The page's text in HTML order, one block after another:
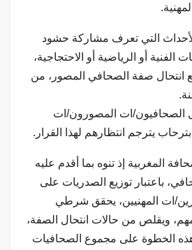
التي تعرف مشاركة حشود
الفنية أو الرياضية أو الاحتجاجية،
انتحال صفة الصحافي المصور، من
الصحافيون/ات المصورون/ات
يترجم انتظارهم لهذا القرار.
المغربية إذ تنوه بما أقدم عليه
باعتبار توزيع الصدريات على
ات المهنيين، يحقق شرطي
ويقلص من حالات انتحال الصفة،
هذه الخطوة على مجموع الصحافيات